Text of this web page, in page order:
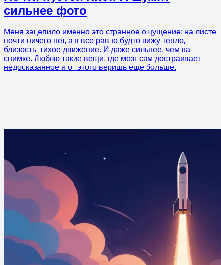
сильнее фото
Меня зацепило именно это странное ощущение: на листе
почти ничего нет, а я все равно будто вижу тепло,
близость, тихое движение. И даже сильнее, чем на
снимке. Люблю такие вещи, где мозг сам достраивает
недосказанное и от этого веришь еще больше.